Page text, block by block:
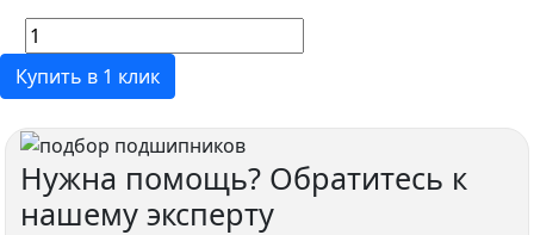
Купить в 1 клик
Нужна помощь? Обратитесь к
нашему эксперту